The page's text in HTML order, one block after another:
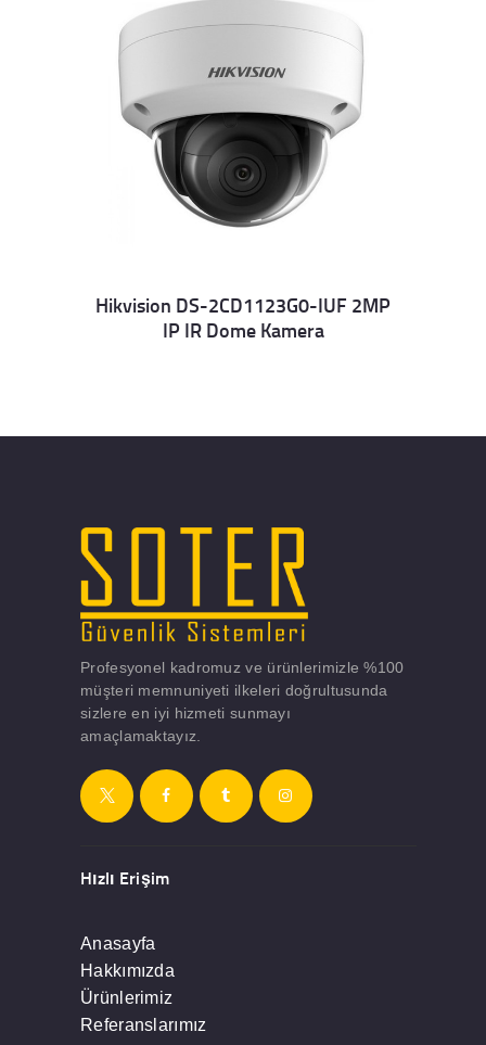
Details
Hikvision DS-2CD1123G0-IUF 2MP
IP IR Dome Kamera
Profesyonel kadromuz ve ürünlerimizle %100
müşteri memnuniyeti ilkeleri doğrultusunda
sizlere en iyi hizmeti sunmayı
amaçlamaktayız.
Hızlı Erişim
Anasayfa
Hakkımızda
Ürünlerimiz
Referanslarımız